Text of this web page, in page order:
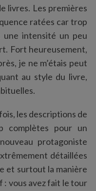
livres. Les premières
ratées car trop
une intensité un peu
Fort heureusement,
je ne m’étais peut
au style du livre,
les descriptions de
complètes pour un
protagoniste
détaillées
et surtout la manière
: vous avez fait le tour